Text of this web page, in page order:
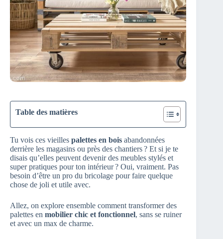
Table des matières
Tu vois ces vieilles palettes en bois abandonnées
derrière les magasins ou près des chantiers ? Et si je te
disais qu’elles peuvent devenir des meubles stylés et
super pratiques pour ton intérieur ? Oui, vraiment. Pas
besoin d’être un pro du bricolage pour faire quelque
chose de joli et utile avec.
Allez, on explore ensemble comment transformer des
palettes en mobilier chic et fonctionnel, sans se ruiner
et avec un max de charme.